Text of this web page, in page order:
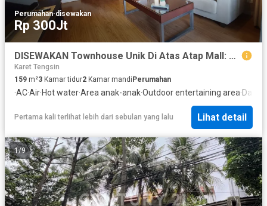
Perumahan·disewakan
Rp 300Jt
DISEWAKAN Townhouse Unik Di Atas Atap Mall: Cosmo Park Thamrin City – 3BR Full Furnished
Karet Tengsin
159 m²3 Kamar tidur2 Kamar mandi Perumahan
·AC·Air·Hot water·Area anak-anak·Outdoor entertaining area·
Pertama kali terlihat lebih dari sebulan yang lalu Lihat detail
1/9